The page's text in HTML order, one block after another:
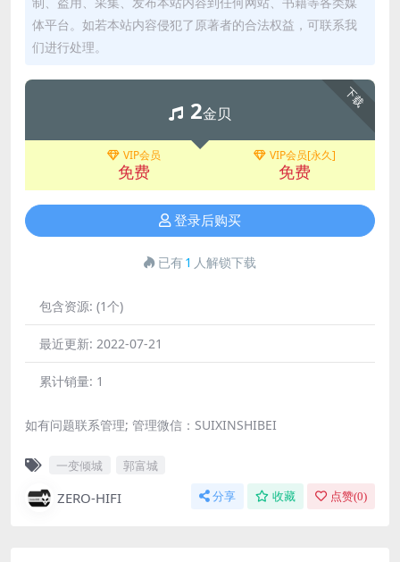
体平台。如若本站内容侵犯了原著者的合法权益，可联系我
们进行处理。
下载
2金贝
VIP会员
免费
VIP会员[永久]
免费
登录后购买
已有1 人解锁下载
包含资源: (1个)
最近更新: 2022-07-21
累计销量: 1
如有问题联系管理; 管理微信：SUIXINSHIBEI
一变倾城 郭富城
ZERO-HIFI 分享 收藏 点赞(0)